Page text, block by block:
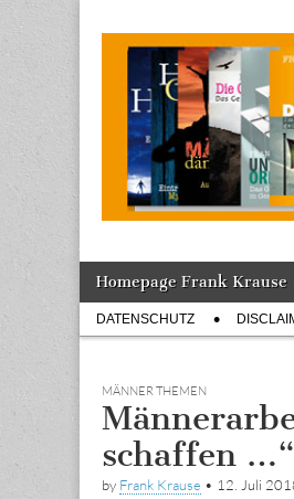
Main
menu
Skip
content
Homepage Frank Krause
Sub
menu
DATENSCHUTZ
MÄNNER THEMEN
schaffen
by Frank Krause • 12. Juli